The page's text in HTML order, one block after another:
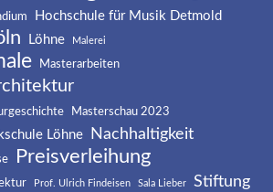
Hochschule für Musik Detmold
Löhne Malerei
Masterarbeiten
Masterschau 2023
Löhne Nachhaltigkeit
Preisverleihung
Prof. Ulrich Findeisen Sala Lieber Stiftung